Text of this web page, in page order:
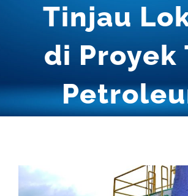
Tinjau
di Proyek
View
Larger